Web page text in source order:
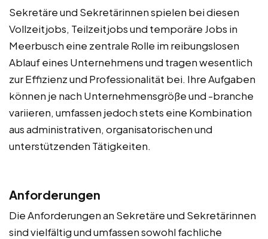
Sekretäre und Sekretärinnen spielen bei diesen
Vollzeitjobs, Teilzeitjobs und temporäre Jobs in
Meerbusch eine zentrale Rolle im reibungslosen
Ablauf eines Unternehmens und tragen wesentlich
zur Effizienz und Professionalität bei. Ihre Aufgaben
können je nach Unternehmensgröße und -branche
variieren, umfassen jedoch stets eine Kombination
aus administrativen, organisatorischen und
unterstützenden Tätigkeiten.
Anforderungen
Die Anforderungen an Sekretäre und Sekretärinnen
sind vielfältig und umfassen sowohl fachliche